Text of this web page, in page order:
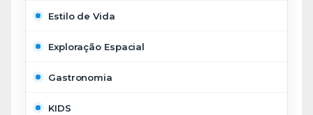
Estilo de Vida
Exploração Espacial
Gastronomia
KIDS